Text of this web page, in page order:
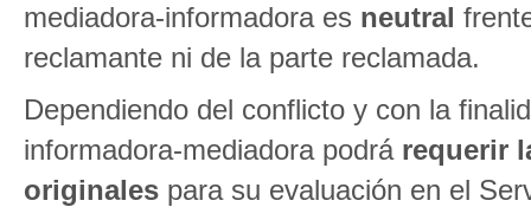
mediadora-informadora es neutral
reclamante ni de la parte reclamada.
Dependiendo del conflicto y con la
informadora-mediadora podrá requerir
originales para su evaluación en el